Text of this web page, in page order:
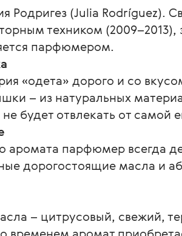
Родригез (Julia Rodríguez).
техником
парфюмером.
«одета» дорого и со
– из натуральных
будет отвлекать от самой
аромата парфюмер всегда
дорогостоящие масла и
– цитрусовый, свежий,